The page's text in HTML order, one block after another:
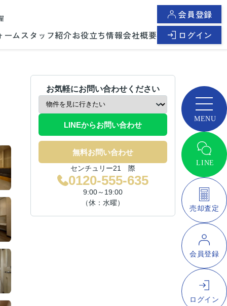
ーム スタッフ紹介お役立ち情報会社概要
会員登録
ログイン
お気軽にお問い合わせください
LINEからお問い合わせ
無料お問い合わせ
センチュリー21 際
0120-555-635
9:00～19:00
（休：水曜）